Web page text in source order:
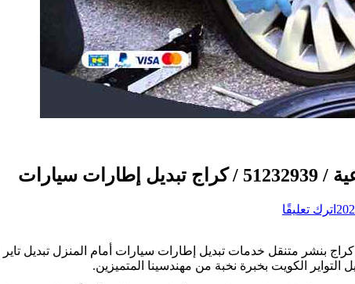
سيارات
اترك تعليقًا
السيارات
الشويخ
بنشر متنقل خدمات تبديل إطارات سيارات أمام المنزل تبديل تاير
الكويت بخبرة نخبة من مهندسينا المتميزين.